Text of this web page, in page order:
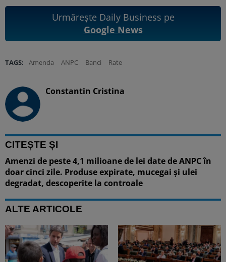
Urmărește Daily Business pe
Google News
TAGS: Amenda ANPC Banci Rate
Constantin Cristina
CITEȘTE ȘI
Amenzi de peste 4,1 milioane de lei date de ANPC în
doar cinci zile. Produse expirate, mucegai și ulei
degradat, descoperite la controale
ALTE ARTICOLE